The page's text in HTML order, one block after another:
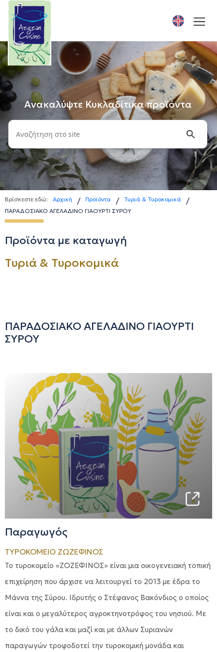
Ανακαλύψτε Κυκλαδίτικα προϊόντα
Βρίσκεστε εδώ: Αρχική / Προϊόντα / Τυριά & Τυροκομικά /
ΠΑΡΑΔΟΣΙΑΚΟ ΑΓΕΛΑΔΙΝΟ ΓΙΑΟΥΡΤΙ ΣΥΡΟΥ
Προϊόντα με καταγωγή
Τυριά & Τυροκομικά
ΠΑΡΑΔΟΣΙΑΚΟ ΑΓΕΛΑΔΙΝΟ ΓΙΑΟΥΡΤΙ
ΣΥΡΟΥ
Παραγωγός
ΤΥΡΟΚΟΜΕΙΟ ΖΩΖΕΦΙΝΟΣ
Το τυροκομείο «ΖΟΖΕΦΙΝΟΣ» είναι μια οικογενειακή τοπική
επιχείρηση που άρχισε να λειτουργεί το 2013 με έδρα το
Μάννα της Σύρου. Ιδρυτής ο Στέφανος Βακόνδιος ο οποίος
είναι και ο μεγαλύτερος αγροκτηνοτρόφος του νησιού. Με
το δικό του γάλα και μαζί και με άλλων Συριανών
παραγωγών τροφοδοτεί την τυροκομική μονάδα και